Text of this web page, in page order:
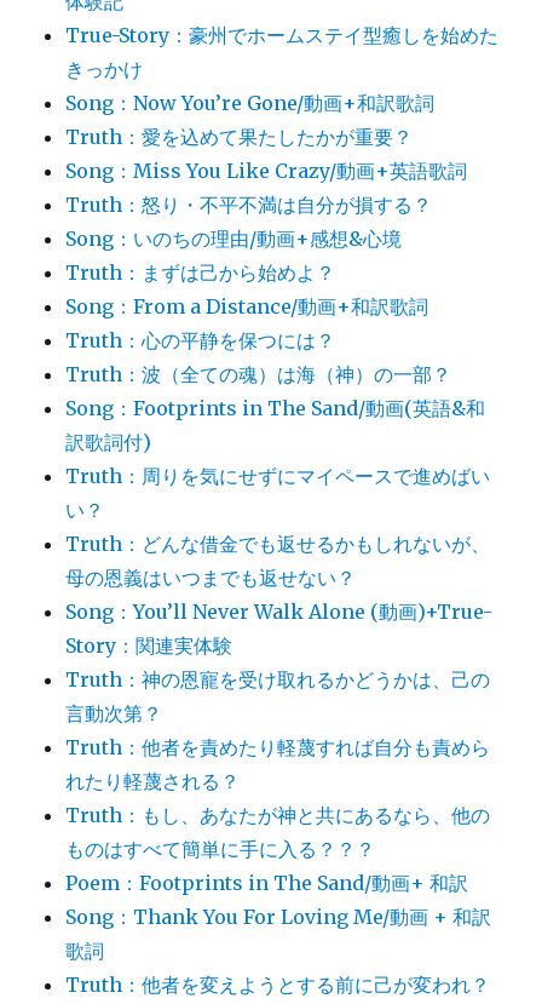
True-Story：豪州でホームステイ型癒しを始めた
きっかけ
Song：Now You’re Gone/動画+和訳歌詞
Truth：愛を込めて果たしたかが重要？
Song：Miss You Like Crazy/動画+英語歌詞
Truth：怒り・不平不満は自分が損する？
Song：いのちの理由/動画+感想&心境
Truth：まずは己から始めよ？
Song：From a Distance/動画+和訳歌詞
Truth：心の平静を保つには？
Truth：波（全ての魂）は海（神）の一部？
Song：Footprints in The Sand/動画(英語&和
訳歌詞付)
Truth：周りを気にせずにマイペースで進めばい
い？
Truth：どんな借金でも返せるかもしれないが、
母の恩義はいつまでも返せない？
Song：You’ll Never Walk Alone (動画)+True-
Story：関連実体験
Truth：神の恩寵を受け取れるかどうかは、己の
言動次第？
Truth：他者を責めたり軽蔑すれば自分も責めら
れたり軽蔑される？
Truth：もし、あなたが神と共にあるなら、他の
ものはすべて簡単に手に入る？？？
Poem：Footprints in The Sand/動画+ 和訳
Song：Thank You For Loving Me/動画 + 和訳
歌詞
Truth：他者を変えようとする前に己が変われ？